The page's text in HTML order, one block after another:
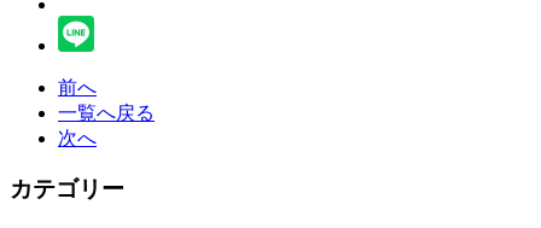
前へ
一覧へ戻る
次へ
カテゴリー